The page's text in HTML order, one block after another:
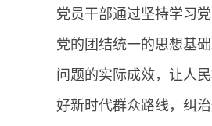
党员干部通过坚持学习
党的团结统一的思想基
问题的实际成效，让人
好新时代群众路线，纠